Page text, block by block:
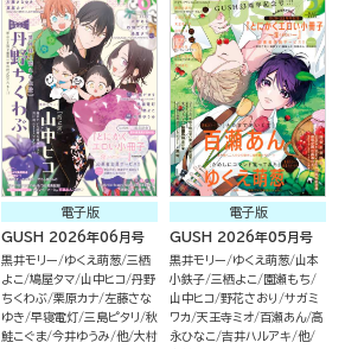
電子版
GUSH 2026年06月号
黒井モリー ゆくえ萌葱 三栖
よこ 鳩屋タマ 山中ヒコ 丹野
ちくわぶ 栗原カナ 左藤さな
ゆき 早寝電灯 三島ピタリ 秋
鮭こぐま 今井ゆうみ 他 大村
電子版
GUSH 2026年05月号
黒井モリー ゆくえ萌葱 山本
小鉄子 三栖よこ
園瀬もち
山中ヒコ 野花さおり
サガミ
ワカ 天王寺ミオ 百瀬あん 高
永ひなこ 吉井ハルアキ 他